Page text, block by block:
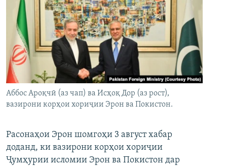
Аббос Ароқчӣ (аз чап) ва Исҳоқ Дор (аз рост),
вазирони корҳои хориҷии Эрон ва Покистон.
Расонаҳои Эрон шомгоҳи 3 август хабар
доданд, ки вазирони корҳои хориҷии
Ҷумҳурии исломии Эрон ва Покистон дар